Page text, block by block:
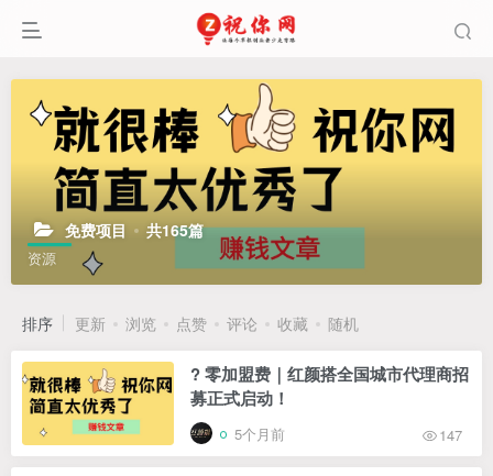
免费项目 共165篇
资源
排序 更新 浏览 点赞 评论 收藏 随机
? 零加盟费｜红颜搭全国城市代理商招
募正式启动！
5个月前 147